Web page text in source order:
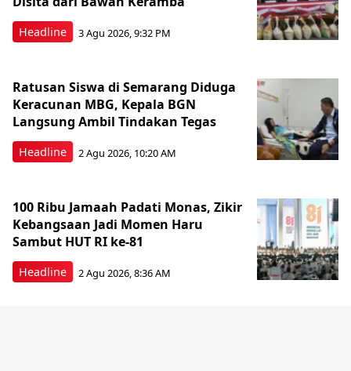
Headline 3 Agu 2026, 9:32 PM
Headline
Ratusan Siswa di Semarang Diduga
Keracunan MBG, Kepala BGN
Langsung Ambil Tindakan Tegas
2 Agu 2026, 10:20 AM
Headline
100 Ribu Jamaah Padati Monas, Zikir
Kebangsaan Jadi Momen Haru
Sambut HUT RI ke-81
2 Agu 2026, 8:36 AM